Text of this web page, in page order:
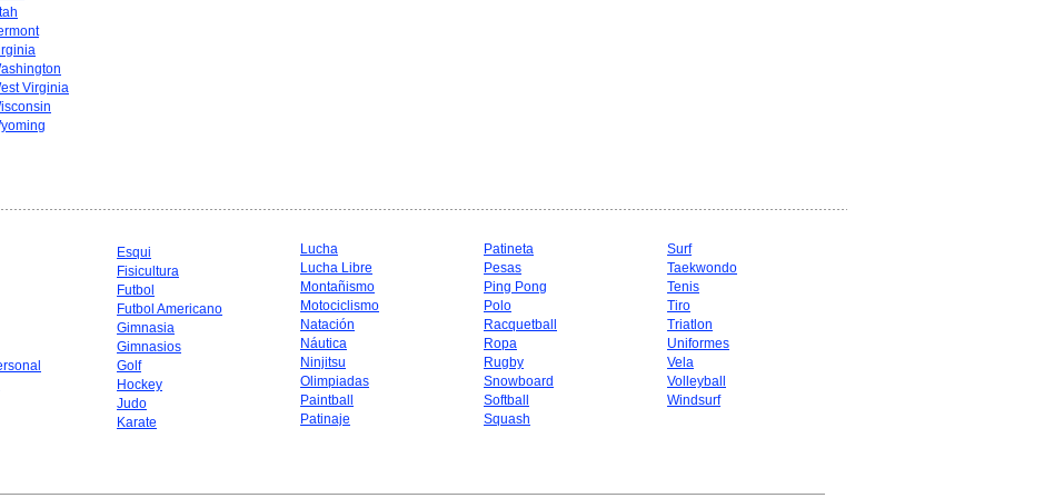
Virginia
Esqui
Fisicultura
Futbol
Futbol Americano
Gimnasia
Gimnasios
Golf
Hockey
Judo
Karate
Lucha
Lucha Libre
Montañismo
Motociclismo
Natación
Náutica
Ninjitsu
Olimpiadas
Paintball
Patinaje
Patineta
Pesas
Ping Pong
Polo
Racquetball
Ropa
Rugby
Snowboard
Softball
Squash
Surf
Taekwondo
Tenis
Tiro
Triatlon
Uniformes
Vela
Volleyball
Windsurf